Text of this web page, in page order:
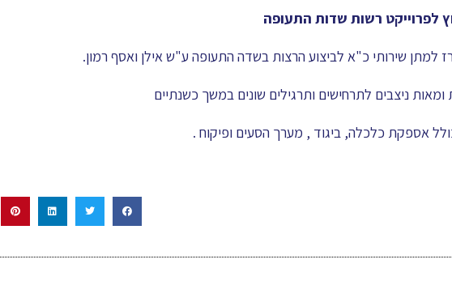
לפרוייקט רשות שדות התעופה
למתן שירותי כ"א לביצוע הרצות בשדה התעופה ע"ש אילן ואסף רמון.
ניצבים לתרחישים ותרגילים שונים במשך כשנתיים
אספקת כלכלה, ביגוד , מערך הסעים ופיקוח .